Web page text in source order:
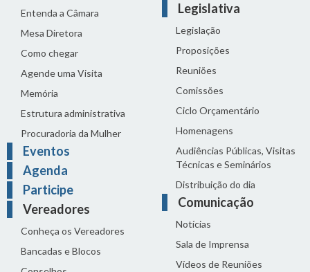
Entenda a Câmara
Mesa Diretora
Como chegar
Agende uma Visita
Memória
Estrutura administrativa
Procuradoria da Mulher
Eventos
Agenda
Participe
Vereadores
Conheça os Vereadores
Bancadas e Blocos
Legislativa
Legislação
Proposições
Reuniões
Comissões
Ciclo Orçamentário
Homenagens
Audiências Públicas, Visitas
Técnicas e Seminários
Distribuição do dia
Comunicação
Notícias
Sala de Imprensa
Vídeos de Reuniões